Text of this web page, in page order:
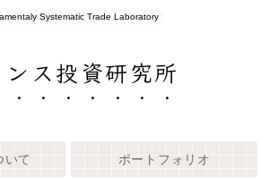
Systematic Trade Laboratory
ンス投資研究所
いて ポートフォリオ